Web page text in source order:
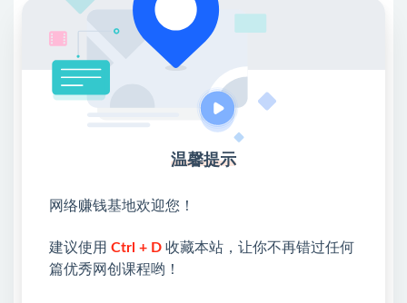
29-短剧剪辑之加结尾音乐.mp4
30-短剧如何选剧垂直定位.mp4
💖课程资料【免费】领取教程💖
】三个点
③：点击右上方【登录】领取
限时活动：注册新用户赠送VIP
温馨提示
网络赚钱基地欢迎您！
建议使用 Ctrl + D 收藏本站，让你不再错过任何
篇优秀网创课程哟！